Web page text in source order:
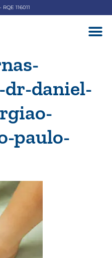
RQE 116011
daniel-
paulo-